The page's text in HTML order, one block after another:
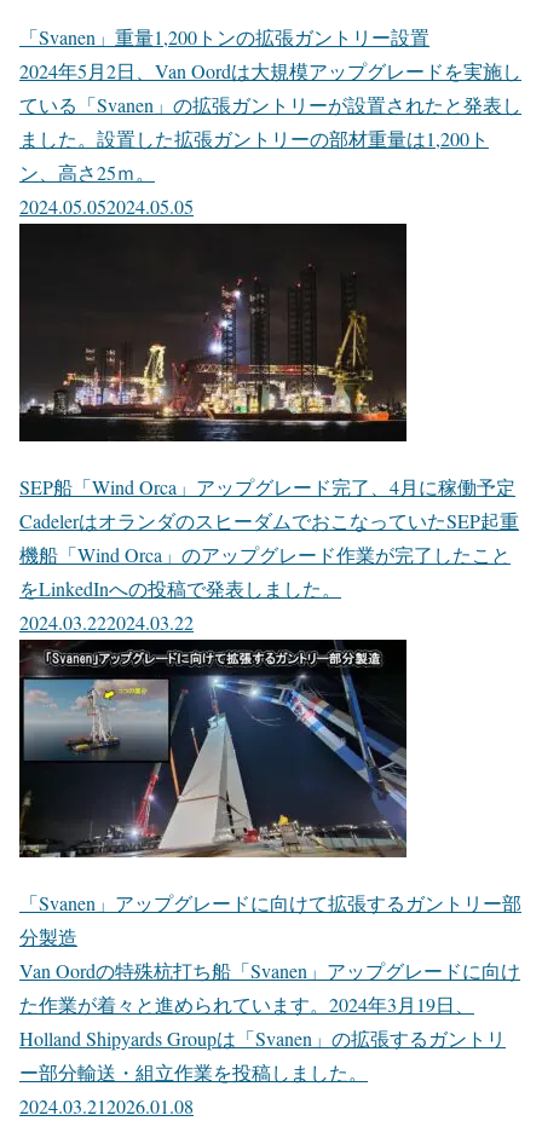
「Svanen」重量1,200トンの拡張ガントリー設置
2024年5月2日、Van Oordは大規模アップグレードを実施し
ている「Svanen」の拡張ガントリーが設置されたと発表し
ました。設置した拡張ガントリーの部材重量は1,200ト
ン、高さ25ｍ。
2024.05.052024.05.05
SEP船「Wind Orca」アップグレード完了、4月に稼働予定
CadelerはオランダのスヒーダムでおこなっていたSEP起重
機船「Wind Orca」のアップグレード作業が完了したこと
をLinkedInへの投稿で発表しました。
2024.03.222024.03.22
「Svanen」アップグレードに向けて拡張するガントリー部
分製造
Van Oordの特殊杭打ち船「Svanen」アップグレードに向け
た作業が着々と進められています。2024年3月19日、
Holland Shipyards Groupは「Svanen」の拡張するガントリ
ー部分輸送・組立作業を投稿しました。
2024.03.212026.01.08